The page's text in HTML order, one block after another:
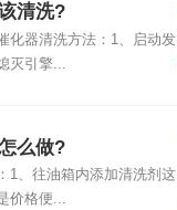
清洗?
化器清洗方法：1、启动发
灭引擎...
么做?
1、往油箱内添加清洗剂这
价格便...